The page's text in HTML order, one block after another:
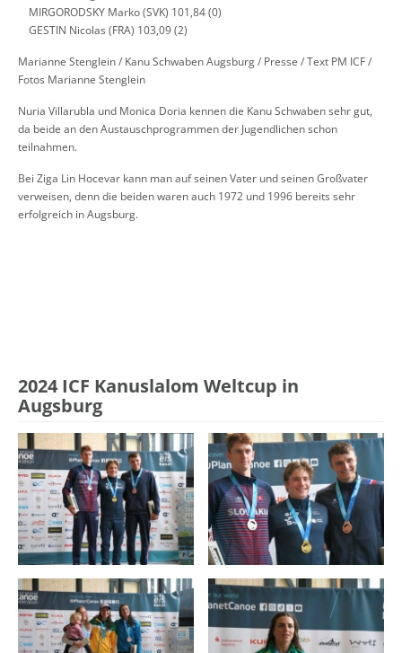
MIRGORODSKY Marko (SVK) 101,84 (0)
GESTIN Nicolas (FRA) 103,09 (2)
Marianne Stenglein / Kanu Schwaben Augsburg / Presse / Text PM ICF /
Fotos Marianne Stenglein
Nuria Villarubla und Monica Doria kennen die Kanu Schwaben sehr gut,
da beide an den Austauschprogrammen der Jugendlichen schon
teilnahmen.
Bei Ziga Lin Hocevar kann man auf seinen Vater und seinen Großvater
verweisen, denn die beiden waren auch 1972 und 1996 bereits sehr
erfolgreich in Augsburg.
2024 ICF Kanuslalom Weltcup in
Augsburg